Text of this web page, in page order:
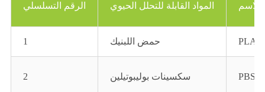
الرقم التسلسلي المواد القابلة للتحلل الحيوي الاسم
1 حمض اللبنيك PLA
2 سكسينات بوليبوتيلين PBS